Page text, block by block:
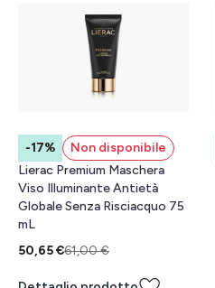
-17%
Non disponibile
Lierac Premium Maschera
Viso Illuminante Antietà
Globale Senza Risciacquo 75
mL
50,65 €61,00 €